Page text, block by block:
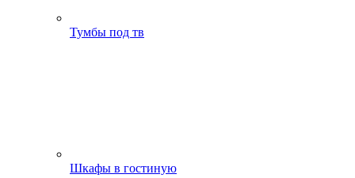
Тумбы под тв
Шкафы в гостиную